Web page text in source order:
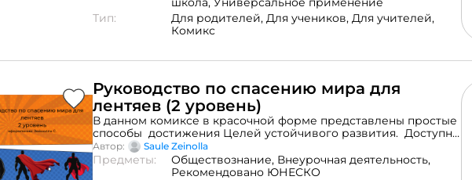
Тип:
Для родителей, Для учеников, Для учителей,
Комикс
Руководство по спасению мира для
лентяев (2 уровень)
В данном комиксе в красочной форме представлены простые
способы достижения Целей устойчивого развития. Доступно
и легко рассказано об ежедневных действиях,
способствующих сохранению планеты и окружающей среды.
Рекомендованы для читателей любого возраста.
Автор: Saule Zeinolla
Предметы: Обществознание, Внеурочная деятельность,
Рекомендовано ЮНЕСКО